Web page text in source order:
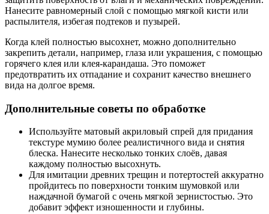
Нанесите равномерный слой с помощью мягкой кисти или
распылителя, избегая подтеков и пузырей.
Когда клей полностью высохнет, можно дополнительно
закрепить детали, например, глаза или украшения, с помощью
горячего клея или клея-карандаша. Это поможет
предотвратить их отпадание и сохранит качество внешнего
вида на долгое время.
Дополнительные советы по обработке
Используйте матовый акриловый спрей для придания
текстуре мумию более реалистичного вида и снятия
блеска. Нанесите несколько тонких слоёв, давая
каждому полностью высохнуть.
Для имитации древних трещин и потертостей аккуратно
пройдитесь по поверхности тонким шумовкой или
наждачной бумагой с очень мягкой зернистостью. Это
добавит эффект изношенности и глубины.